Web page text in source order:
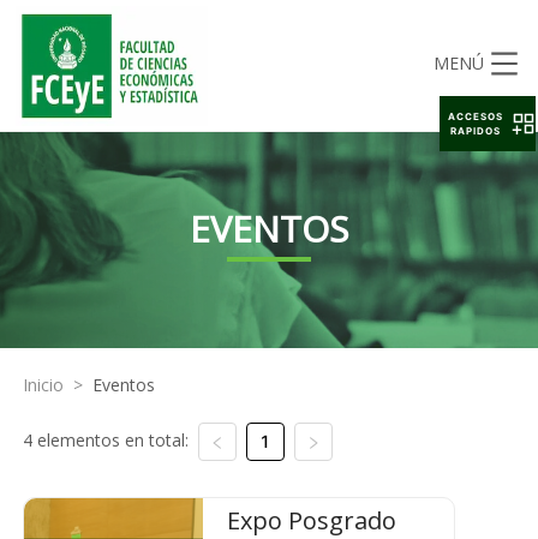
MENÚ
EVENTOS
Inicio > Eventos
4 elementos en total: 1
Expo Posgrado
ACCESOS
RAPIDOS